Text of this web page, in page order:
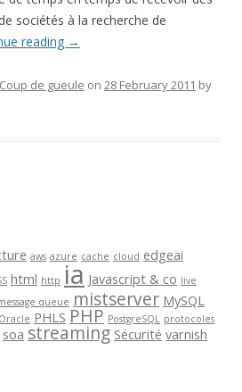
sociétés à la recherche de
reading →
Coup de gueule on 28 February 2011 by
aws azure cache cloud edgeai
html http ia Javascript & co live
queue mistserver MySQL
Oracle PHLS PHP PostgreSQL protocoles
soa streaming Sécurité varnish